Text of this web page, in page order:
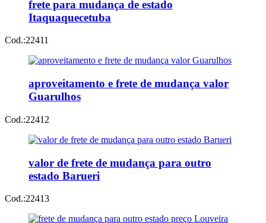
frete para mudança de estado
Itaquaquecetuba
Cod.:22411
aproveitamento e frete de mudança valor
Guarulhos
Cod.:22412
valor de frete de mudança para outro
estado Barueri
Cod.:22413